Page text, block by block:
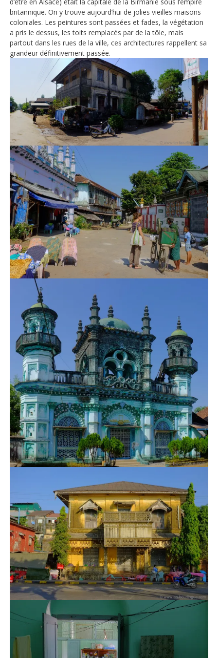
britannique. On y trouve aujourd’hui de jolies vieilles maisons
coloniales. Les peintures sont passées et fades, la végétation
a pris le dessus, les toits remplacés par de la tôle, mais
partout dans les rues de la ville, ces architectures rappellent sa
grandeur définitivement passée.